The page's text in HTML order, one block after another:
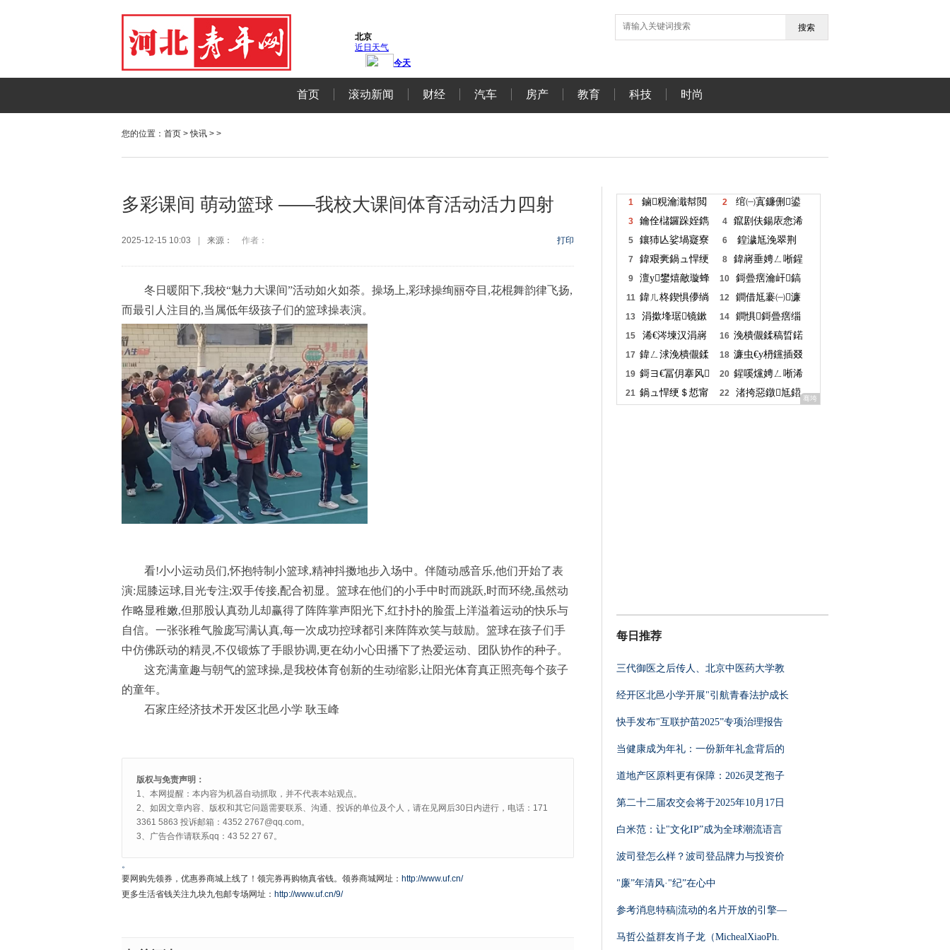
搜索
首页 滚动新闻 财经 汽车 房产 教育 科技 时尚
您的位置： 首页 >快讯 > >
多彩课间 萌动篮球 ——我校大课间体育活动活力四射
2025-12-15 10:03 来源： 作者： 打印
冬日暖阳下,我校“魅力大课间”活动如火如荼。操场上,彩球操绚丽夺目,花棍舞韵律飞扬,
而最引人注目的,当属低年级孩子们的篮球操表演。
看!小小运动员们,怀抱特制小篮球,精神抖擞地步入场中。伴随动感音乐,他们开始了表
演:屈膝运球,目光专注;双手传接,配合初显。篮球在他们的小手中时而跳跃,时而环绕,虽然动
作略显稚嫩,但那股认真劲儿却赢得了阵阵掌声阳光下,红扑扑的脸蛋上洋溢着运动的快乐与
自信。一张张稚气脸庞写满认真,每一次成功控球都引来阵阵欢笑与鼓励。篮球在孩子们手
中仿佛跃动的精灵,不仅锻炼了手眼协调,更在幼小心田播下了热爱运动、团队协作的种子。
这充满童趣与朝气的篮球操,是我校体育创新的生动缩影,让阳光体育真正照亮每个孩子
的童年。
石家庄经济技术开发区北邑小学 耿玉峰
版权与免责声明：
1、本网提醒：本内容为机器自动抓取，并不代表本站观点。
2、如因文章内容、版权和其它问题需要联系、沟通、投诉的单位及个人，请在见网后30日内进行，电话：171
3361 5863 投诉邮箱：4352 2767@qq.com。
3、广告合作请联系qq：43 52 27 67。
。
要网购先领券，优惠券商城上线了！领完券再购物真省钱。领券商城网址： http://www.uf.cn/
更多生活省钱关注九块九包邮专场网址： http://www.uf.cn/9/
每日推荐
三代御医之后传人、北京中医药大学教
经开区北邑小学开展"引航青春法护成长
快手发布"互联护苗2025”专项治理报告
当健康成为年礼：一份新年礼盒背后的
道地产区原料更有保障：2026灵芝孢子
第二十二届农交会将于2025年10月17日
白米范：让"文化IP”成为全球潮流语言
波司登怎么样？波司登品牌力与投资价
"廉”年清风·"纪”在心中
参考消息特稿|流动的名片开放的引擎—
马哲公益群友肖子龙（MichealXiaoPh.